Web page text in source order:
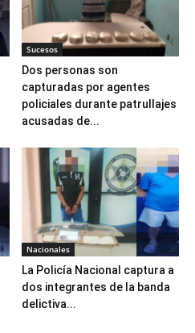
Sucesos
Dos personas son
capturadas por agentes
policiales durante patrullajes
acusadas de...
Nacionales
La Policía Nacional captura a
dos integrantes de la banda
delictiva...